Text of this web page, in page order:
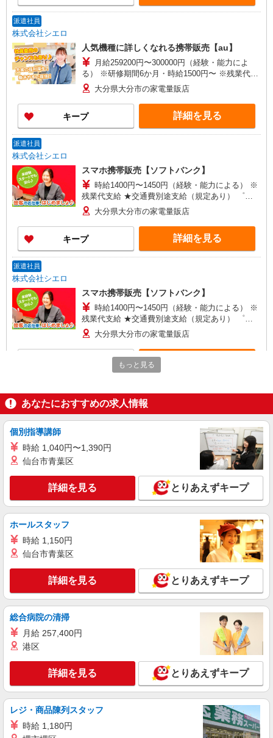
派遣社員
株式会社シエロ
人気機種に詳しくなれる携帯販売【au】
月給259200円〜300000円（経験・能力によ
る） ※研修期間6か月・時給1500円〜 ※残業代支
給 ★交通費別途支給（規定あり） ゜+゜・。
○。・゜+゜・。○。・゜+゜ 入社祝い金10万円支
給(規定有) お友達を紹介頂くと, インセンティブ支
給(規定有) ゜・。○。・゜+゜・。○。・゜+゜
大分県大分市の家電量販店
キープ 詳細を見る
派遣社員
株式会社シエロ
スマホ携帯販売【ソフトバンク】
時給1400円〜1450円（経験・能力による） ※
残業代支給 ★交通費別途支給（規定あり） ゜
+゜・。○。・゜+゜・。○。・゜+゜ 入社祝い金10
万円支給(規定有) お友達を紹介頂くと, インセンテ
ィブ支給(規定有) ★月2回払い・週払い可能（規程
有）★ ゜・。○。・゜+゜・。○。・゜+゜
大分県大分市の家電量販店
キープ 詳細を見る
派遣社員
株式会社シエロ
スマホ携帯販売【ソフトバンク】
時給1400円〜1450円（経験・能力による） ※
残業代支給 ★交通費別途支給（規定あり） ゜
+゜・。○。・゜+゜・。○。・゜+゜ 入社祝い金10
万円支給(規定有) お友達を紹介頂くと, インセンテ
ィブ支給(規定有) ★月2回払い・週払い可能（規程
有）★ ゜・。○。・゜+゜・。○。・゜+゜
大分県大分市の家電量販店
株式会社シエロ
【楽天モバイル】の店舗スタッフ
時給1200円〜 ※残業代支給 ★交通費別途支給
+゜ 入社祝い金10万円支給(規定有) お友達を紹介
頂くと, インセンティブ支給(規定有) ★月2回払
い・週払い可能（規程有）★ ゜・。○。・゜
+゜・。○。・゜+゜
大分県大分市の楽天モバイルショップ
キープ 詳細を見る
株式会社シエロ
携帯販売スタッフ【docomo】
時給1400円〜1500円（経験・能力による） ※
残業代支給 ★交通費別途支給（規定あり） ゜
+゜・。○。・゜+゜・。○。・゜+゜ 入社祝い金10
万円支給(規定有) お友達を紹介頂くと, インセンテ
ィブ支給(規定有) ★月2回払い・週払い可能（規程
有）★ ゜・。○。・゜+゜・。○。・゜+゜
大分県大分市
キープ 詳細を見る
派遣社員
株式会社シエロ
【楽天モバイル】の店舗スタッフ
時給1650円〜1850円（経験・能力による） ※
残業代支給 ★交通費別途支給（規定あり） ゜
+゜・。○。・゜+゜・。○。・゜+゜ 入社祝い金10
万円支給(規定有) お友達を紹介頂くと, インセンテ
有）★ ゜・。○。・゜+゜・。○。・゜+゜
大分県大分市の楽天モバイルショップ
キープ 詳細を見る
もっと見る
あなたにおすすめの求人情報
個別指導講師
時給 1,040円〜1,390円
仙台市青葉区
詳細を見る とりあえずキープ
ホールスタッフ
時給 1,150円
仙台市青葉区
詳細を見る とりあえずキープ
総合病院の清掃
月給 257,400円
港区
詳細を見る とりあえずキープ
レジ・商品陳列スタッフ
時給 1,180円